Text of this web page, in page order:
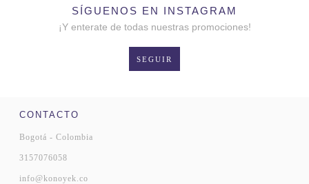
SÍGUENOS EN INSTAGRAM
¡Y enterate de todas nuestras promociones!
SEGUIR
CONTACTO
Bogotá - Colombia
3157076058
info@konoyek.co